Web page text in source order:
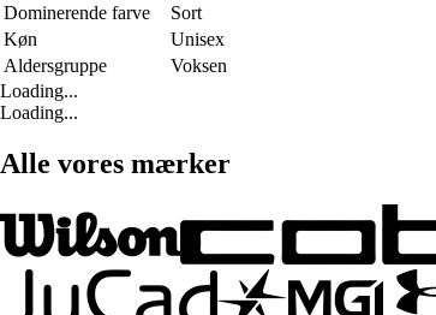
Dominerende farve
Sort
Køn
Unisex
Aldersgruppe
Voksen
Loading...
Loading...
Alle vores mærker